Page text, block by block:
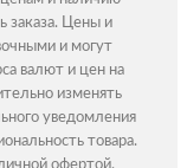
заказа. Цены и
и могут
валют и цен на
изменять
уведомления
товара.
офертой.